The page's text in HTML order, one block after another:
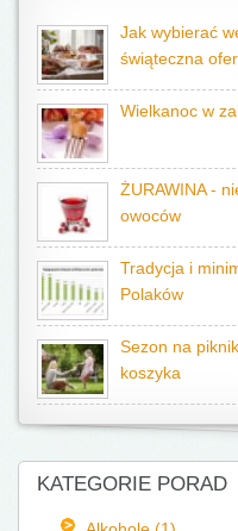
Jak wybierać
świąteczna
Wielkanoc w
ŻURAWINA -
owoców
Tradycja i
Polaków
Sezon na
koszyka
KATEGORIE PORAD